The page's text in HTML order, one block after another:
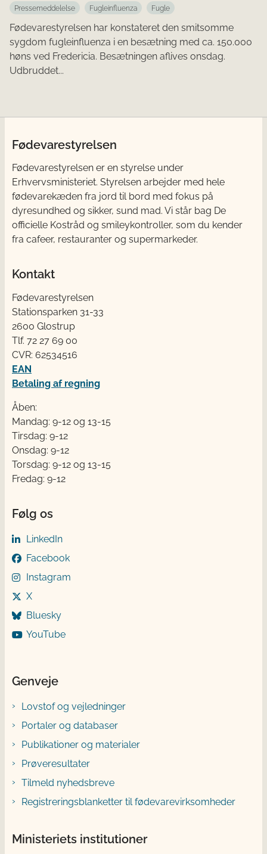
Pressemeddelelse Fugleinfluenza Fugle
Fødevarestyrelsen har konstateret den smitsomme
sygdom fugleinfluenza i en besætning med ca. 150.000
høns ved Fredericia. Besætningen aflives onsdag.
Udbruddet...
Fødevarestyrelsen
Fødevarestyrelsen er en styrelse under
Erhvervsministeriet. Styrelsen arbejder med hele
fødevarekæden fra jord til bord med fokus på
dyresundhed og sikker, sund mad. Vi står bag De
officielle Kostråd og smileykontroller, som du kender
fra cafeer, restauranter og supermarkeder.
Kontakt
Fødevarestyrelsen
Stationsparken 31-33
2600 Glostrup
Tlf. 72 2​​​7 69 00
CVR: 62534516
EAN
Betaling af regning
Åben:
Mandag: 9-12 og 13-15
Tirsdag: 9-12
Onsdag: 9-12
Torsdag: 9-12 og 13-15
Fredag: 9-12
Følg os
LinkedIn
Facebook
Instagram
X
Bluesky
YouTube
Genveje
Lovstof og vejledninger
Portaler og databaser
Publikationer og materialer
Prøveresultater
Tilmeld nyhedsbreve
Registreringsblanketter til fødevarevirksomheder
Ministeriets institutioner